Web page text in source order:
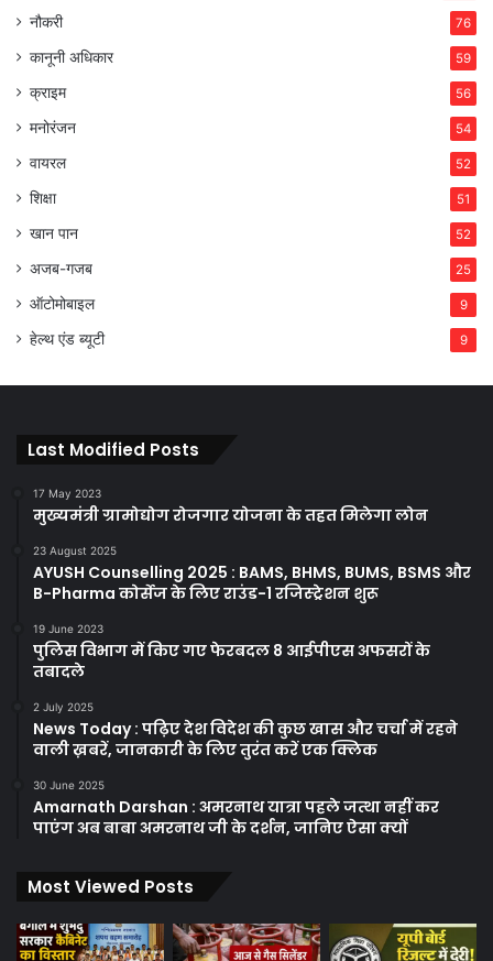
नौकरी 76
कानूनी अधिकार 59
क्राइम 56
मनोरंजन 54
वायरल 52
शिक्षा 51
खान पान 52
अजब-गजब 25
ऑटोमोबाइल 9
हेल्थ एंड ब्यूटी 9
Last Modified Posts
17 May 2023
मुख्यमंत्री ग्रामोद्योग रोजगार योजना के तहत मिलेगा लोन
23 August 2025
AYUSH Counselling 2025 : BAMS, BHMS, BUMS, BSMS और
B-Pharma कोर्सेज के लिए राउंड-1 रजिस्ट्रेशन शुरू
19 June 2023
पुलिस विभाग में किए गए फेरबदल 8 आईपीएस अफसरों के
तबादले
2 July 2025
News Today : पढ़िए देश विदेश की कुछ खास और चर्चा में रहने
वाली ख़बरें, जानकारी के लिए तुरंत करें एक क्लिक
30 June 2025
Amarnath Darshan : अमरनाथ यात्रा पहले जत्था नहीं कर
पाएंग अब बाबा अमरनाथ जी के दर्शन, जानिए ऐसा क्यों
Most Viewed Posts